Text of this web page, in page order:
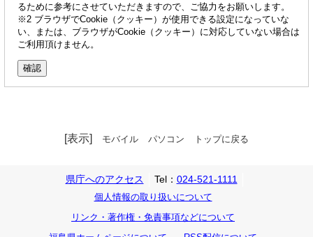
るために参考にさせていただきますので、ご協力をお願いします。
※2 ブラウザでCookie（クッキー）が使用できる設定になっていな
い、または、ブラウザがCookie（クッキー）に対応していない場合は
ご利用頂けません。
[表示] モバイル パソコン トップに戻る
県庁へのアクセス Tel： 024-521-1111
個人情報の取り扱いについて
リンク・著作権・免責事項などについて